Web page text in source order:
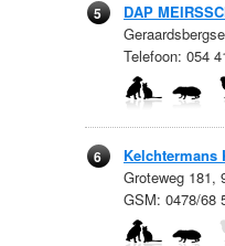
5
DAP
Telefoon: 054
6
Kelchtermans
Groteweg 181,
GSM: 0478/68